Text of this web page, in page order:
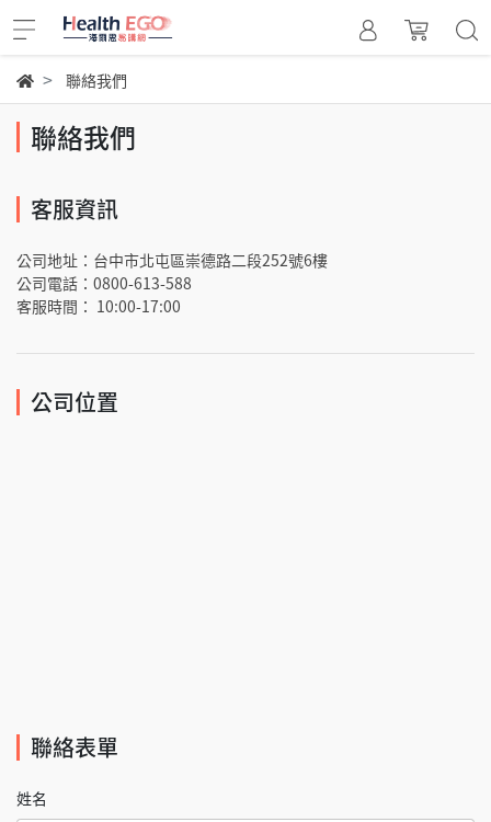
聯絡我們
聯絡我們
客服資訊
公司地址：台中市北屯區崇德路二段252號6樓
公司電話：0800-613-588
客服時間： 10:00-17:00
公司位置
聯絡表單
姓名